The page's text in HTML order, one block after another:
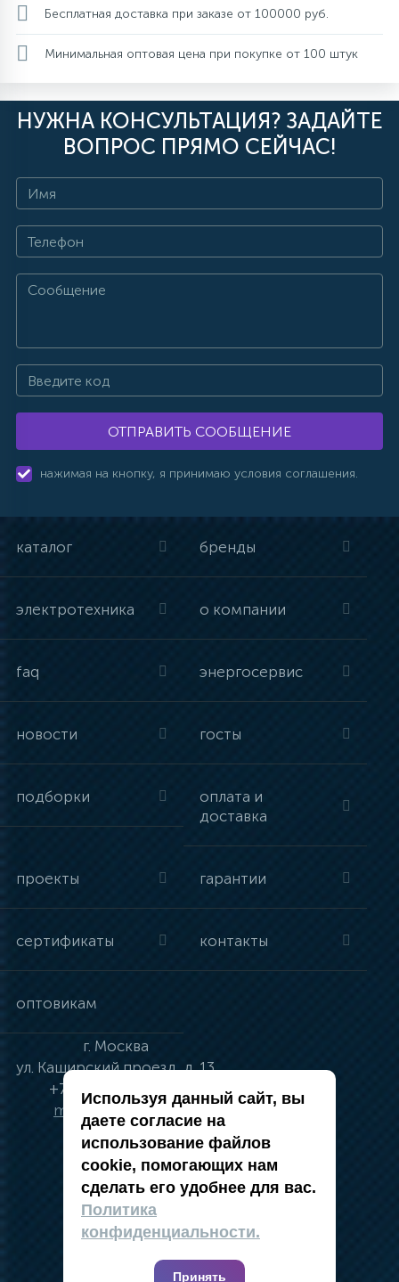
Бесплатная доставка при заказе от 100000 руб.
Минимальная оптовая цена при покупке от 100 штук
НУЖНА КОНСУЛЬТАЦИЯ? ЗАДАЙТЕ
ВОПРОС ПРЯМО СЕЙЧАС!
ОТПРАВИТЬ СООБЩЕНИЕ
нажимая на кнопку, я принимаю условия соглашения.
каталог бренды
электротехника о компании
faq энергосервис
новости госты
подборки
оплата и
доставка
проекты гарантии
сертификаты контакты
оптовикам
г. Москва
ул. Каширский проезд, д. 13
+7 (495) 134-41-83
moskva@vincci.ru
политика в отношении обработки
персональных данных
публичная оферта
карта сайта
Используя данный сайт, вы
даете согласие на
использование файлов
cookie, помогающих нам
сделать его удобнее для вас.
Политика
конфиденциальности.
Принять